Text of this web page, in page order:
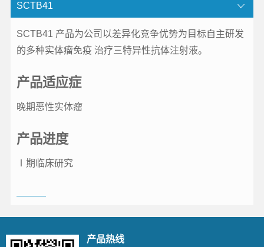
SCTB41
SCTB41 产品为公司以差异化竞争优势为目标自主研发
的多种实体瘤免疫 治疗三特异性抗体注射液。
产品适应症
晚期恶性实体瘤
产品进度
Ⅰ期临床研究
产品热线